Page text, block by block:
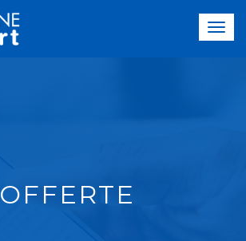
OFFERTE